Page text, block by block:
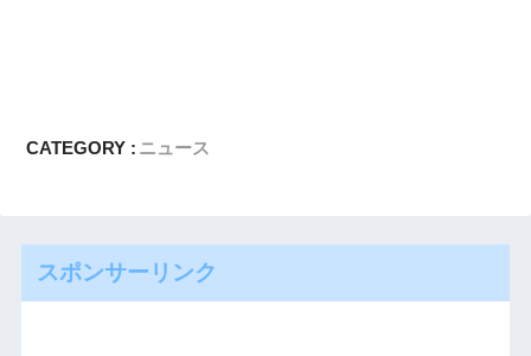
CATEGORY : ニュース
スポンサーリンク